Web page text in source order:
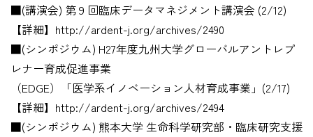
■(講演会) 第９回臨床データマネジメント講演会 (2/12)
【詳細】http://ardent-j.org/archives/2490
■(シンポジウム) H27年度九州大学グローバルアントレプ
レナー育成促進事業
（EDGE）「医学系イノベーション人材育成事業」(2/17)
【詳細】http://ardent-j.org/archives/2494
■(シンポジウム) 熊本大学 生命科学研究部・臨床研究支援